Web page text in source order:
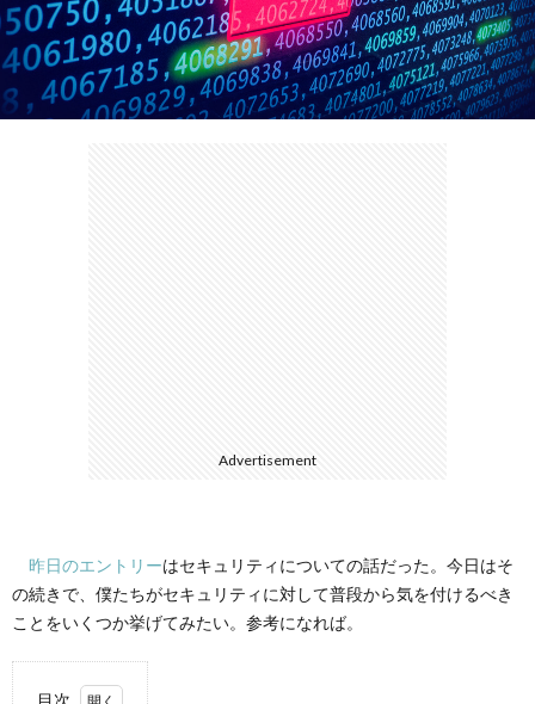
グ
に
Advertisement
昨日のエントリーはセキュリティについての話だった。今日はそ
の続きで、僕たちがセキュリティに対して普段から気を付けるべき
ことをいくつか挙げてみたい。参考になれば。
目次